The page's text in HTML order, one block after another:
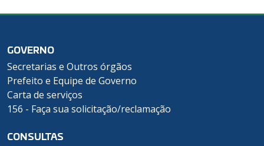
GOVERNO
Secretarias e Outros órgãos
Prefeito e Equipe de Governo
Carta de serviços
156 - Faça sua solicitação/reclamação
CONSULTAS